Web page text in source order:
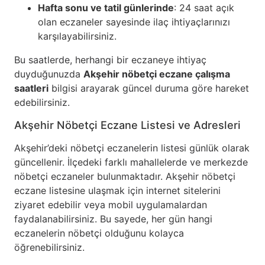
Hafta sonu ve tatil günlerinde: 24 saat açık
olan eczaneler sayesinde ilaç ihtiyaçlarınızı
karşılayabilirsiniz.
Bu saatlerde, herhangi bir eczaneye ihtiyaç
duyduğunuzda Akşehir nöbetçi eczane çalışma
saatleri bilgisi arayarak güncel duruma göre hareket
edebilirsiniz.
Akşehir Nöbetçi Eczane Listesi ve Adresleri
Akşehir’deki nöbetçi eczanelerin listesi günlük olarak
güncellenir. İlçedeki farklı mahallelerde ve merkezde
nöbetçi eczaneler bulunmaktadır. Akşehir nöbetçi
eczane listesine ulaşmak için internet sitelerini
ziyaret edebilir veya mobil uygulamalardan
faydalanabilirsiniz. Bu sayede, her gün hangi
eczanelerin nöbetçi olduğunu kolayca
öğrenebilirsiniz.